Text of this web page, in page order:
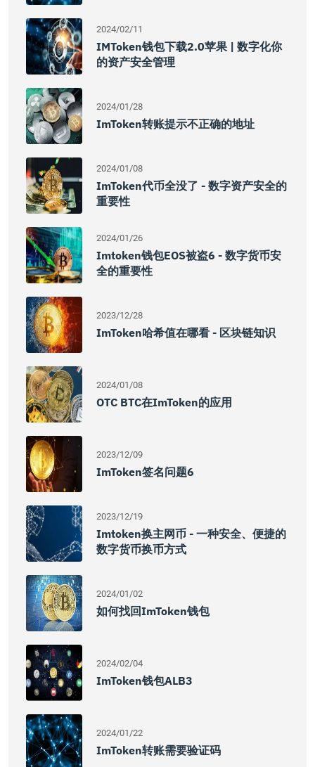
2024/02/11
IMToken钱包下载2.0苹果 | 数字化你
的资产安全管理
2024/01/28
ImToken转账提示不正确的地址
2024/01/08
ImToken代币全没了 - 数字资产安全的
重要性
2024/01/26
Imtoken钱包EOS被盗6 - 数字货币安
全的重要性
2023/12/28
ImToken哈希值在哪看 - 区块链知识
2024/01/08
OTC BTC在imToken的应用
2023/12/09
ImToken签名问题6
2023/12/19
Imtoken换主网币 - 一种安全、便捷的
数字货币换币方式
2024/01/02
如何找回imToken钱包
2024/02/04
ImToken钱包ALB3
2024/01/22
ImToken转账需要验证码